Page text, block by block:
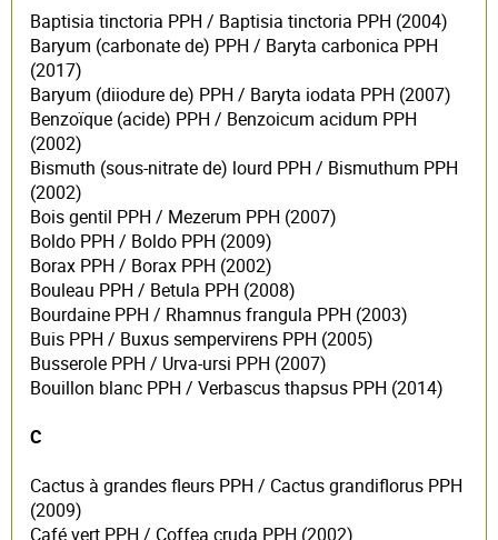
Baptisia tinctoria PPH / Baptisia tinctoria PPH (2004)
Baryum (carbonate de) PPH / Baryta carbonica PPH
(2017)
Baryum (diiodure de) PPH / Baryta iodata PPH (2007)
Benzoïque (acide) PPH / Benzoicum acidum PPH
(2002)
Bismuth (sous-nitrate de) lourd PPH / Bismuthum PPH
(2002)
Bois gentil PPH / Mezerum PPH (2007)
Boldo PPH / Boldo PPH (2009)
Borax PPH / Borax PPH (2002)
Bouleau PPH / Betula PPH (2008)
Bourdaine PPH / Rhamnus frangula PPH (2003)
Buis PPH / Buxus sempervirens PPH (2005)
Busserole PPH / Urva-ursi PPH (2007)
Bouillon blanc PPH / Verbascus thapsus PPH (2014)
C
Cactus à grandes fleurs PPH / Cactus grandiflorus PPH
(2009)
Café vert PPH / Coffea cruda PPH (2002)